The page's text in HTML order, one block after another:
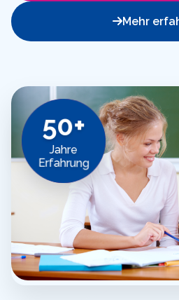
Mehr
50+
Jahre
Erfahrung